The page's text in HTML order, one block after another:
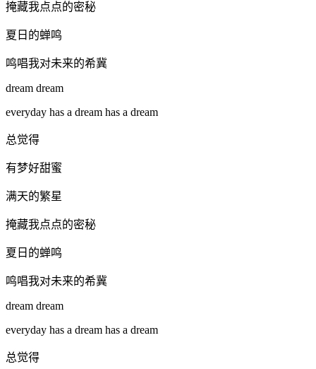
掩藏我点点的密秘
夏日的蝉鸣
鸣唱我对未来的希冀
dream dream
everyday has a dream has a dream
总觉得
有梦好甜蜜
满天的繁星
掩藏我点点的密秘
夏日的蝉鸣
鸣唱我对未来的希冀
dream dream
everyday has a dream has a dream
总觉得